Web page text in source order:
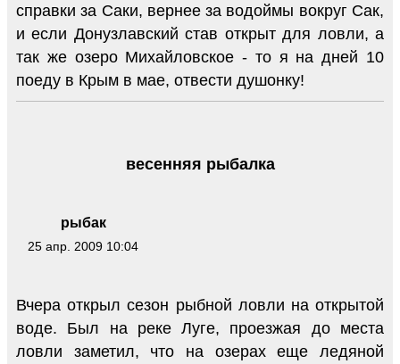
справки за Саки, вернее за водоймы вокруг Сак,
и если Донузлавский став открыт для ловли, а
так же озеро Михайловское - то я на дней 10
поеду в Крым в мае, отвести душонку!
рыбак
25 апр. 2009 10:04
весенняя рыбалка
Вчера открыл сезон рыбной ловли на открытой
воде. Был на реке Луге, проезжая до места
ловли заметил, что на озерах еще ледяной